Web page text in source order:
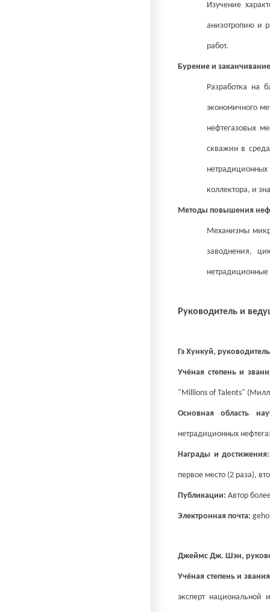
Изучение
анизотропию и
работ.
Бурение и
Разработка на
экономичного
нефтегазовых
скважин в
коллектора, и
Методы повышения
Механизмы
заводнения,
нетрадиционные
Руководитель и
Гэ Хункуй, руководитель
Учёная степень и
"Millions of Talents"
Основная область
нетрадиционных
Награды и
первое место (2 раза),
Публикации: Автор
Электронная почта:
Джеймс Дж. Шэн,
Учёная степень и
эксперт национальной